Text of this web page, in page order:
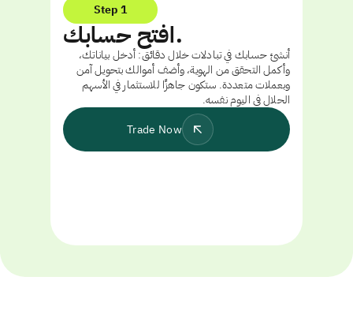
Step 1
افتح حسابك.
أنشئ حسابك في تبادلات خلال دقائق: أدخل بياناتك،
وأكمل التحقق من الهوية، وأضف أموالك بتحويل آمن
وبعملات متعددة. ستكون جاهزًا للاستثمار في الأسهم
الحلال في اليوم نفسه.
Trade Now